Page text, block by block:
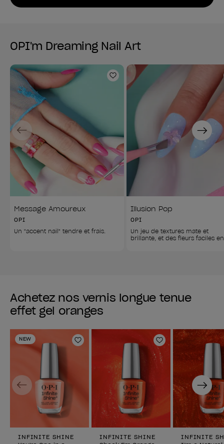
OPI'm Dreaming Nail Art
Ajouter aux favoris
Message Amoureux
OPI
Un "accent nail" tendre et frais.
Illusion Pop
OPI
Un jeu de textures mate et
brillante, et des fleurs faciles
Previous Next
Achetez nos vernis longue tenue
effet gel oranges
NEW
Ajouter aux favoris
INFINITE SHINE
Ajouter aux
INFINITE SHINE
INFINITE
Previous Next